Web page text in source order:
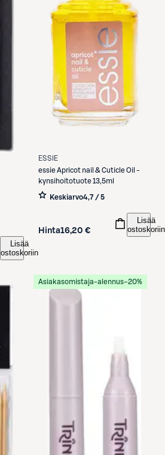
Lisää
ostoskoriin
ESSIE
essieApricot nail & Cuticle Oil -
kynsihoitotuote 13,5ml
Keskiarvo4,7 / 5
Hinta16,20 €
Lisää
ostoskoriin
Asiakasomistaja-alennus−20%